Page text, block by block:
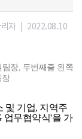
자 | 2022.08.10
장, 두번째줄 왼쪽
장
및 기업, 지역주
업무협약식'을 가